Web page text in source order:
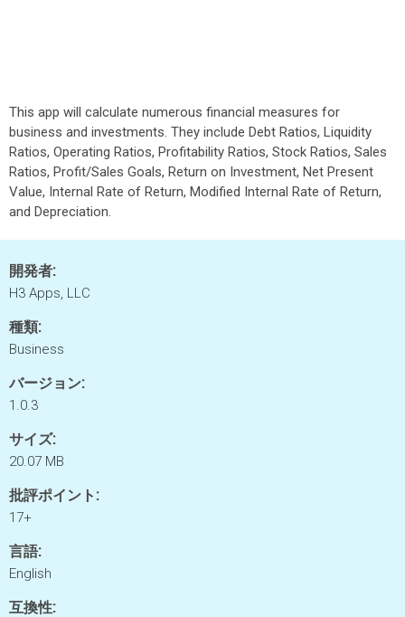
This app will calculate numerous financial measures for
business and investments. They include Debt Ratios, Liquidity
Ratios, Operating Ratios, Profitability Ratios, Stock Ratios, Sales
Ratios, Profit/Sales Goals, Return on Investment, Net Present
Value, Internal Rate of Return, Modified Internal Rate of Return,
and Depreciation.
開発者:
H3 Apps, LLC
種類:
Business
バージョン:
1.0.3
サイズ:
20.07 MB
批評ポイント:
17+
言語:
English
互換性: